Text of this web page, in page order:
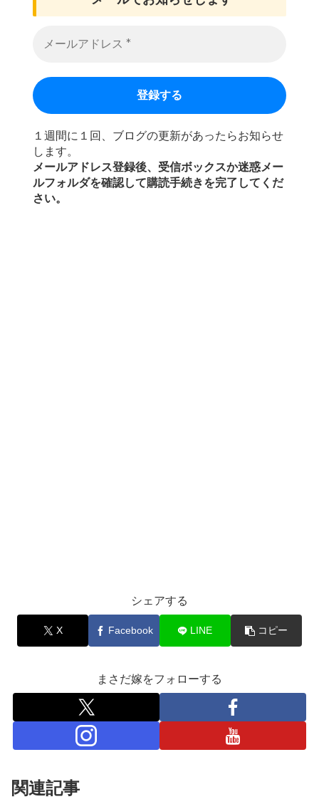
１週間に１回、ブログの更新があったらお知らせ
します。
メールアドレス登録後、受信ボックスか迷惑メー
ルフォルダを確認して購読手続きを完了してくだ
さい。
シェアする
X Facebook LINE コピー
まさだ嫁をフォローする
関連記事